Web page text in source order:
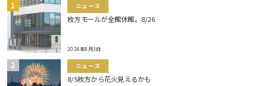
ニュース
枚方モールが全館休館。8/26
2026年8月3日
ニュース
8/5枚方から花火見えるかも